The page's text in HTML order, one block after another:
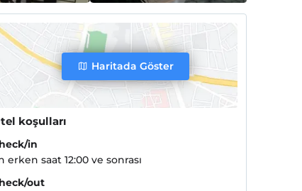
Haritada Göster
koşulları
in
erken saat 12:00 ve sonrası
out